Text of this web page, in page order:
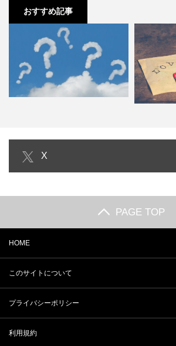
おすすめ記事
語や英語も要チェック！
X
PAGE TOP
HOME
このサイトについて
プライバシーポリシー
利用規約